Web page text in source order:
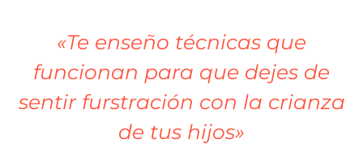
«Te enseño técnicas que
funcionan para que dejes de
sentir furstración con la crianza
de tus hijos»